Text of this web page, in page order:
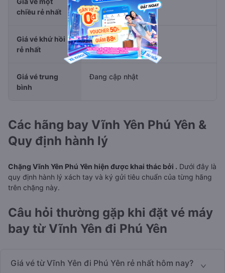
chiều rẻ nhất
Giá vé khứ hồi
rẻ nhất
Đang cập nhật
Giá vé trung
bình
Đang cập nhật
Các hãng bay Vĩnh Yên Phú Yên &
Quy định hành lý
Chặng Vĩnh Yên Phú Yên hiện được khai thác bởi . Dưới đây là
quy định hành lý xách tay và ký gửi tiêu chuẩn của từng hãng
trên chặng này.
Câu hỏi thường gặp khi đặt vé máy
bay từ Vĩnh Yên đi Phú Yên
Giá vé từ Vĩnh Yên đi Phú Yên rẻ nhất hôm nay?